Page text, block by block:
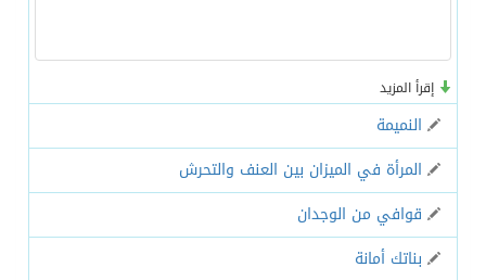
مفتى جمهورية مصر العربية الوعي الديني الصحيح يصوغ شخصيةً قياديةً متوازنةً تجمع بين العلم والأخلاق والعمل
وزير الخارجية المصري يلتقي نظيره السعودي على هامش الاجتماع الوزاري حول القدس في عمّان
ترقية الدكتور – ماهر الخريشا
إقرأ المزيد
النميمة
المرأة في الميزان بين العنف والتحرش
قوافي من الوجدان
بناتك أمانة